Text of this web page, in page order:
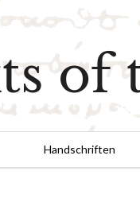
of
Handschriften